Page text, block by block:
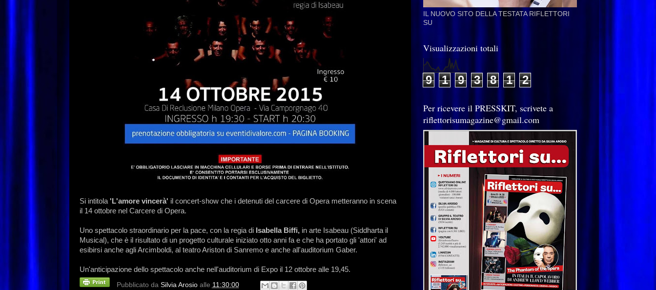
Si intitola 'L'amore vincerà' il concert-show che i detenuti del carcere di Opera metteranno in scena
il 14 ottobre nel Carcere di Opera.
Uno spettacolo straordinario per la pace, con la regia di Isabella Biffi, in arte Isabeau (Siddharta il
Musical), che è il risultato di un progetto culturale iniziato otto anni fa e che ha portato gli 'attori' ad
esibirsi anche agli Arcimboldi, al teatro Ariston di Sanremo e anche all'auditorium Gaber.
Un'anticipazione dello spettacolo anche nell'auditorium di Expo il 12 ottobre alle 19,45.
Pubblicato da Silvia Arosio alle 11:30:00
IL NUOVO SITO DELLA TESTATA RIFLETTORI
SU
Visualizzazioni totali
9 1 9 3 8 1 2
Per ricevere il PRESSKIT, scrivete a
riflettorisumagazine@gmail.com